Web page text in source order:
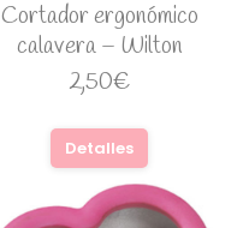
Cortador ergonómico
calavera – Wilton
2,50€
Detalles